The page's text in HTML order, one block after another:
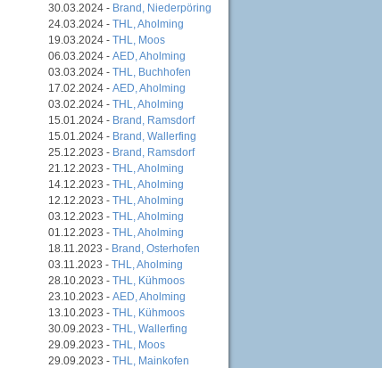
30.03.2024 - Brand, Niederpöring
24.03.2024 - THL, Aholming
19.03.2024 - THL, Moos
06.03.2024 - AED, Aholming
03.03.2024 - THL, Buchhofen
17.02.2024 - AED, Aholming
03.02.2024 - THL, Aholming
15.01.2024 - Brand, Ramsdorf
15.01.2024 - Brand, Wallerfing
25.12.2023 - Brand, Ramsdorf
21.12.2023 - THL, Aholming
14.12.2023 - THL, Aholming
12.12.2023 - THL, Aholming
03.12.2023 - THL, Aholming
01.12.2023 - THL, Aholming
18.11.2023 - Brand, Osterhofen
03.11.2023 - THL, Aholming
28.10.2023 - THL, Kühmoos
23.10.2023 - AED, Aholming
13.10.2023 - THL, Kühmoos
30.09.2023 - THL, Wallerfing
29.09.2023 - THL, Moos
29.09.2023 - THL, Mainkofen